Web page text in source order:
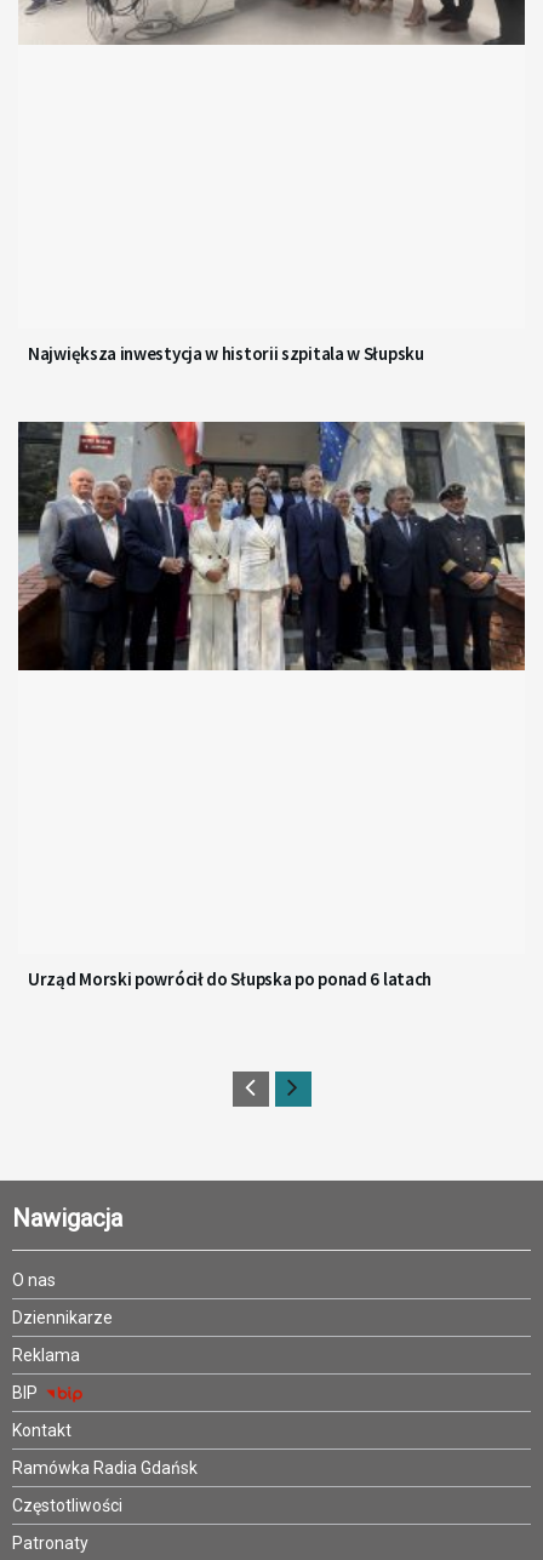
Największa inwestycja w historii szpitala w Słupsku
Urząd Morski powrócił do Słupska po ponad 6 latach
Nawigacja
O nas
Dziennikarze
Reklama
BIP
Kontakt
Ramówka Radia Gdańsk
Częstotliwości
Patronaty